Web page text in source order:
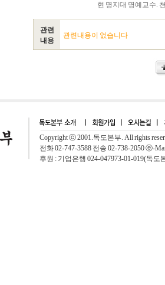
현 명지대 명예교수.
관련
내용
관련내용이 없습니다
Copyright ⓒ 2001.독도본부. All rights
전화 02-747-3588 전송 02-738-2050 ⓔ-
후원 : 기업은행 024-047973-01-019(독도